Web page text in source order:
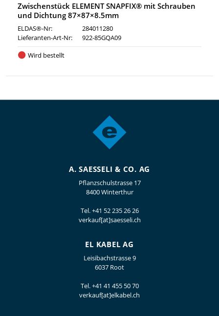
Zwischenstück ELEMENT SNAPFIX® mit Schrauben
und Dichtung 87×87×8.5mm
ELDAS®-Nr:
284011280
Lieferanten-Art-Nr:
922-85GQA09
Wird bestellt
A. SAESSELI & CO. AG
Pflanzschulstrasse 17
8400 Winterthur
Tel.+41 52 235 26 26
verkauf[at]saesseli.ch
EL KABEL AG
Leisibachstrasse 9
6037 Root
Tel.+41 41 455 50 70
verkauf[at]elkabel.ch